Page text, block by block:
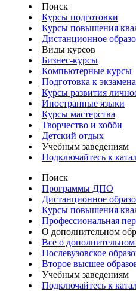
Поиск
Курсы подготовки
Курсы повышения
Дистанционное
Виды курсов
Бизнес-курсы
Компьютерные курсы
Подготовка к
Курсы развития
Иностранные языки
Курсы мастерства
Творчество и хобби
Детский отдых
Учебным заведениям
Подключайтесь к
Поиск
Программы ДПО
Дистанционное
Курсы повышения
Профессиональная
О дополнительном
Все о дополнительном
Послевузовское
Второе высшее
Учебным заведениям
Подключайтесь к